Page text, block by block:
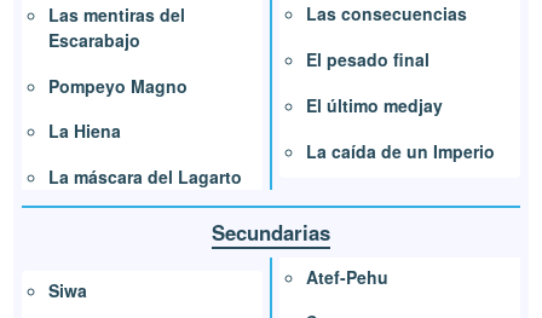
Las mentiras del
Escarabajo
Pompeyo Magno
La Hiena
La máscara del Lagarto
Las consecuencias
El pesado final
El último medjay
La caída de un Imperio
Secundarias
Siwa
Atef-Pehu